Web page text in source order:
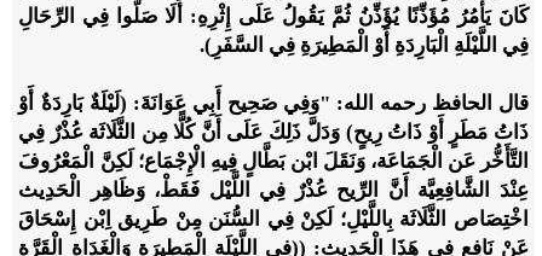
كَانَ يَأْمُرُ مُؤَذِّنًا يُؤَذِّنُ ثُمَّ يَقُولُ عَلَى إِثْرِهِ: أَلَا صَلُّوا فِي الرِّحَالِ
فِي اللَّيْلَةِ الْبَارِدَةِ أَوْ الْمَطِيرَةِ فِي السَّفَرِ).
قال الحافظ رحمه الله: "وَفِي صَحِيح أَبِي عَوَانَةَ: (لَيْلَةٌ بَارِدَةٌ أَوْ
ذَاتُ مَطَرٍ أَوْ ذَاتُ رِيحٍ) وَدَلَّ ذَلِكَ عَلَى أَنَّ كُلًّا مِن الثَّلَاثَة عُذْرٌ فِي
التَّأَخُّر عَن الْجَمَاعَة، وَنَقَلَ ابْن بَطَّالٍ فِيهِ الْإِجْمَاع؛ لَكِنَّ الْمَعْرُوفَ
عِنْدَ الشَّافِعِيَّة أَنَّ الرِّيح عُذْرٌ فِي اللَّيْل فَقَطْ، وَظَاهِر الْحَدِيث
اخْتِصَاص الثَّلَاثَة بِاللَّيْلِ؛ لَكِنْ فِي السُّنَن مِنْ طَرِيق اِبْن إِسْحَاقَ
عَنْ نَافِع فِي هَذَا الْحَدِيث: ((فِي اللَّيْلَة الْمَطِيرَة وَالْغَدَاة الْقَرَّة